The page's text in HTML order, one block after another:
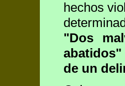
hechos
"Dos
abatidos"
de un